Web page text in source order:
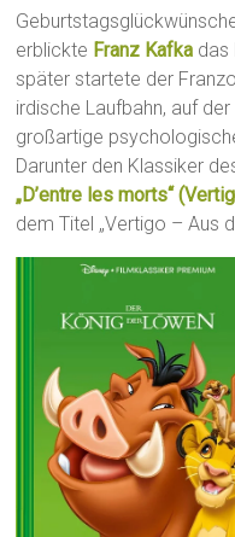
erblickte Franz Kafka das
später startete der
irdische Laufbahn, auf
großartige
Darunter den Klassiker
„D’entre les morts“
dem Titel „Vertigo – Aus